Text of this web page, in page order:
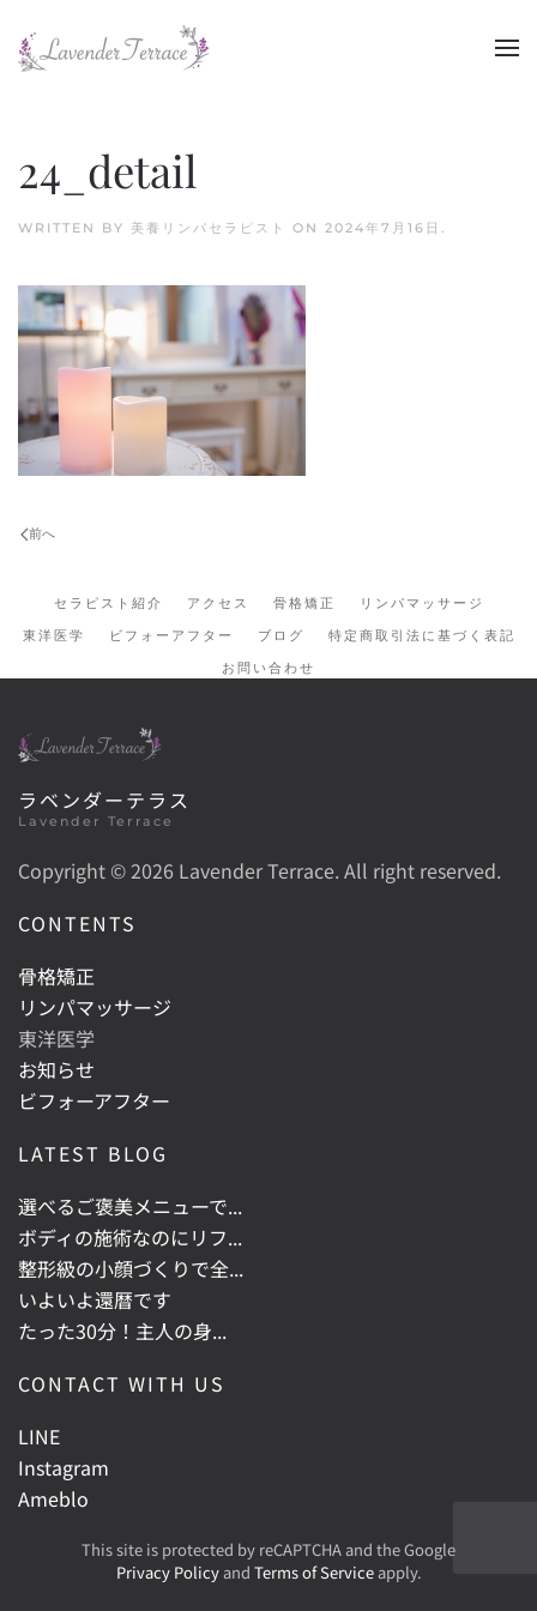
Skip to main content
24_detail
WRITTEN BY 美養リンパセラピスト ON 2024年7月16日 .
前へ
セラピスト紹介 アクセス 骨格矯正
リンパマッサージ
東洋医学
ビフォーアフター ブログ
特定商取引法に基づく表記
お問い合わせ
ラベンダーテラス
Lavender Terrace
Copyright ©2026 Lavender Terrace. All right reserved.
CONTENTS
骨格矯正
リンパマッサージ
東洋医学
お知らせ
ビフォーアフター
LATEST BLOG
選べるご褒美メニューで...
ボディの施術なのにリフ...
整形級の小顔づくりで全...
いよいよ還暦です
たった30分！主人の身...
CONTACT WITH US
LINE
Instagram
Ameblo
This site is protected by reCAPTCHA and the Google
Privacy Policyand Terms of Serviceapply.